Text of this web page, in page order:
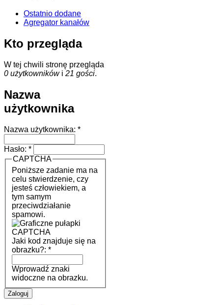
Ostatnio dodane
Agregator kanałów
Kto przegląda
W tej chwili stronę przegląda
0 użytkownikówi 21 gości.
Nazwa
użytkownika
Nazwa użytkownika: *
Hasło: *
CAPTCHA
Poniższe zadanie ma na
celu stwierdzenie, czy
jesteś człowiekiem, a
tym samym
przeciwdziałanie
spamowi.
Jaki kod znajduje się na
obrazku?: *
Wprowadź znaki
widoczne na obrazku.